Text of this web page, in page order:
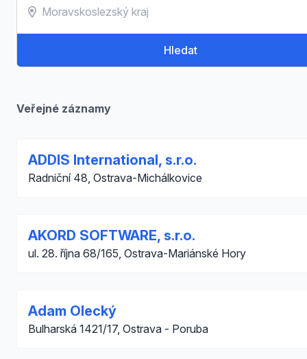
Hledat
Veřejné záznamy
ADDIS International, s.r.o.
Radniční 48, Ostrava-Michálkovice
AKORD SOFTWARE, s.r.o.
ul. 28. října 68/165, Ostrava-Mariánské Hory
Adam Olecký
Bulharská 1421/17, Ostrava - Poruba